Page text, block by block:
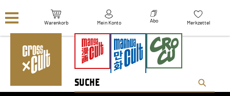
Warenkorb Mein Konto Abo Merkzettel